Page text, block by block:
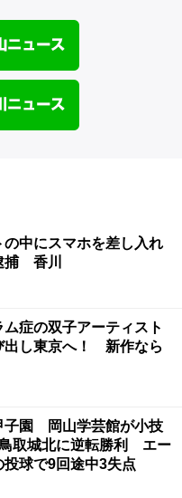
中にスマホを差し入れ
香川
症の双子アーティスト
出し東京へ！ 新作なら
子園 岡山学芸館が小技
取城北に逆転勝利 エー
投球で9回途中3失点